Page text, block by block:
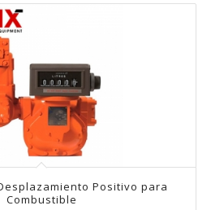
Positivo para
Combustible